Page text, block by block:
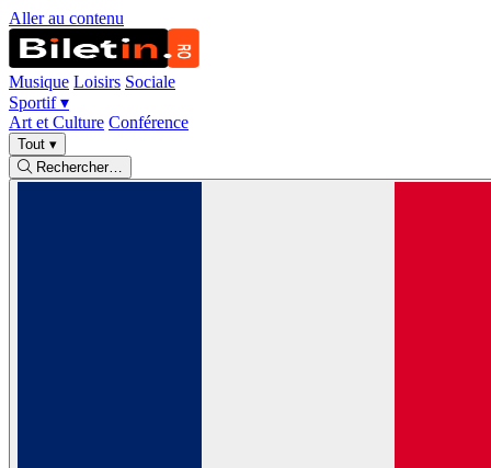
Aller au contenu
Musique Loisirs Sociale
Sportif▾
Art et Culture Conférence
Tout ▾
Rechercher…